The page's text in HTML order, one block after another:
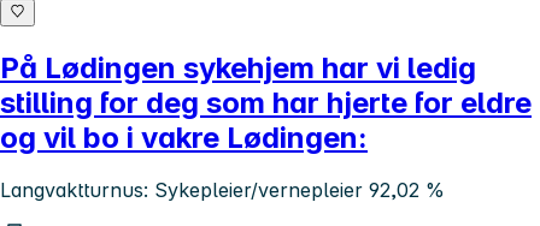
På Lødingen sykehjem har vi ledig
stilling for deg som har hjerte for eldre
og vil bo i vakre Lødingen:
Langvaktturnus: Sykepleier/vernepleier 92,02 %